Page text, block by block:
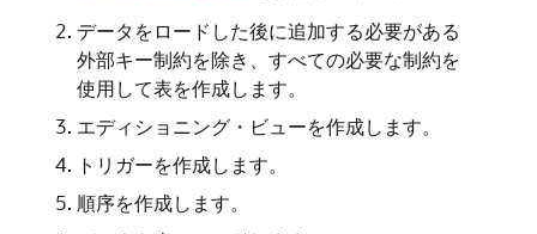
データをロードした後に追加する必要がある
外部キー制約を除き、すべての必要な制約を
使用して表を作成します。
エディショニング・ビューを作成します。
トリガーを作成します。
順序を作成します。